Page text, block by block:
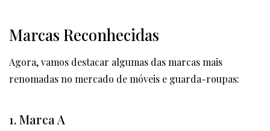
Marcas Reconhecidas
Agora, vamos destacar algumas das marcas mais
renomadas no mercado de móveis e guarda-roupas:
1. Marca A